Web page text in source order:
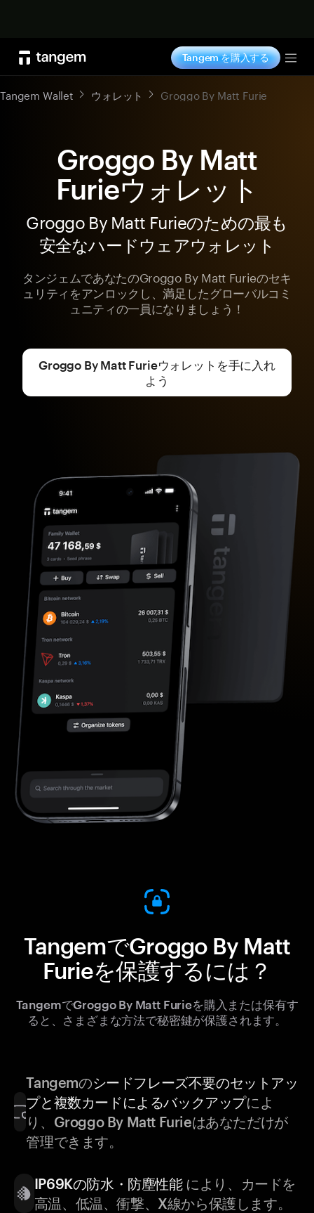
Tangem を購入する
Tangem Wallet ウォレット Groggo By Matt Furie
Groggo By Matt
Furieウォレット
Groggo By Matt Furieのための最も
安全なハードウェアウォレット
タンジェムであなたのGroggo By Matt Furieのセキ
ュリティをアンロックし、満足したグローバルコミ
ュニティの一員になりましょう！
Groggo By Matt Furieウォレットを手に入れ
よう
TangemでGroggo By Matt
Furieを保護するには？
TangemでGroggo By Matt Furieを購入または保有す
ると、さまざまな方法で秘密鍵が保護されます。
Tangemのシードフレーズ不要のセットアッ
プと複数カードによるバックアップによ
り、Groggo By Matt Furieはあなただけが
管理できます。
IP69Kの防水・防塵性能により、カードを
高温、低温、衝撃、X線から保護します。